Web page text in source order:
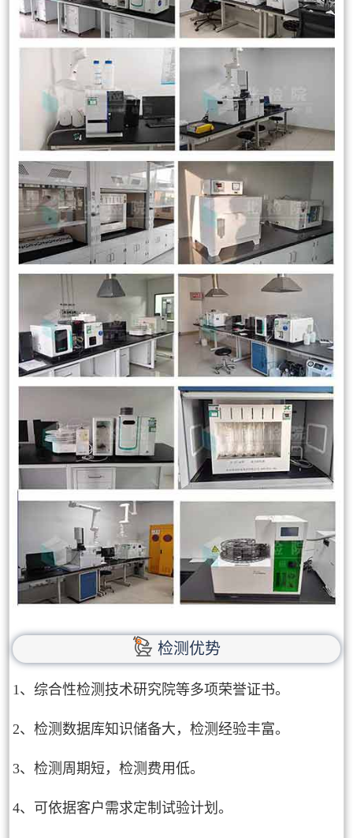
检测优势
1、综合性检测技术研究院等多项荣誉证书。
2、检测数据库知识储备大，检测经验丰富。
3、检测周期短，检测费用低。
4、可依据客户需求定制试验计划。